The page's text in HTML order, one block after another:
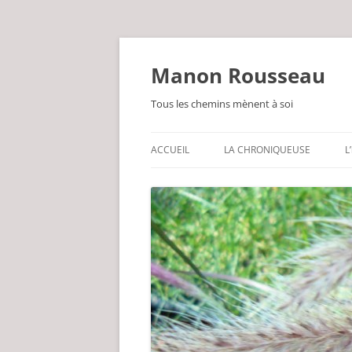
Manon Rousseau
Tous les chemins mènent à soi
ACCUEIL LA CHRONIQUEUSE
LEG DE GRAND-MÈRE
GUÉRISSEUSE PAR NATURE
UN BRIN POÈTE
INLASSABLEMENT JARDINIÈRE